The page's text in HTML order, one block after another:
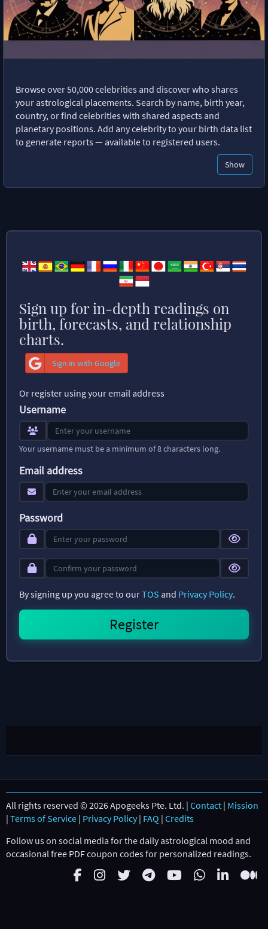
Browse over 50,000 celebrities and discover who shares
your astrological placements. Search by name, birth year,
country, or find celebrities with shared aspects and
planetary positions. Add any celebrity to your birth data list
to generate reports — available to registered users.
Show
Sign up for in-depth readings on
birth, forecasts, and relationship
charts.
Sign in with Google
Or register using your email address
Username
Your username must be a minimum of 8 characters long.
Email address
Password
By signing up you agree to ourTOS and Privacy Policy.
All rights reserved © 2026 Apogeeks Pte. Ltd. | Contact | Mission
| Terms of Service | Privacy Policy| FAQ | Credits
Follow us on social media for the daily astrological mood and
occasional free PDF coupon codes for personalized readings.